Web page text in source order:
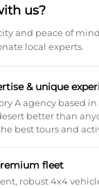
us?
and peace of
local experts.
& unique
A agency based
better than
best tours and
fleet
robust 4x4